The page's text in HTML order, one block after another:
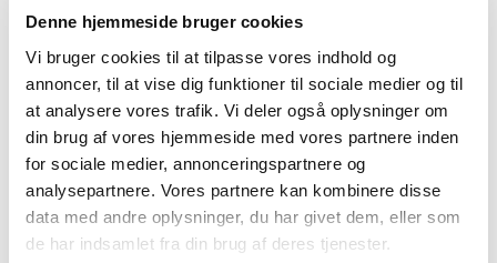
Denne hjemmeside bruger cookies
Vi bruger cookies til at tilpasse vores indhold og
annoncer, til at vise dig funktioner til sociale medier og til
at analysere vores trafik. Vi deler også oplysninger om
din brug af vores hjemmeside med vores partnere inden
for sociale medier, annonceringspartnere og
analysepartnere. Vores partnere kan kombinere disse
data med andre oplysninger, du har givet dem, eller som
de har indsamlet fra din brug af deres tjenester.
Bjarne Henneman
Medlem